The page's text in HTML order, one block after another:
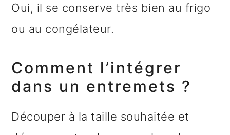
Oui, il se conserve très bien au frigo
ou au congélateur.
Comment l’intégrer
dans un entremets ?
Découper à la taille souhaitée et